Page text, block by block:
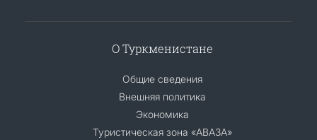
О Туркменистане
Общие сведения
Внешняя политика
Экономика
Туристическая зона «АВАЗА»